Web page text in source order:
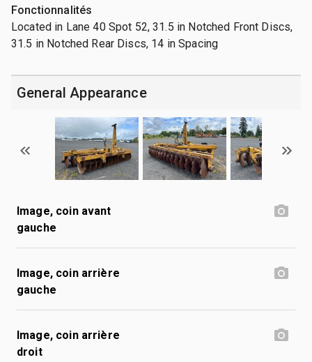
Fonctionnalités
Located in Lane 40 Spot 52, 31.5 in Notched Front Discs,
31.5 in Notched Rear Discs, 14 in Spacing
General Appearance
Image, coin avant
gauche
Image, coin arrière
gauche
Image, coin arrière
droit